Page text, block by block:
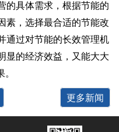
的具体需求，根据节能的
素，选择最合适的节能改
通过对节能的长效管理机
显的经济效益，又能大大
更多新闻